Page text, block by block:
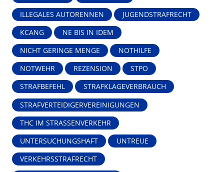
ILLEGALES AUTORENNEN JUGENDSTRAFRECHT
KCANG NE BIS IN IDEM
NICHT GERINGE MENGE NOTHILFE
NOTWEHR REZENSION STPO
STRAFBEFEHL STRAFKLAGEVERBRAUCH
STRAFVERTEIDIGERVEREINIGUNGEN
THC IM STRASSENVERKEHR
UNTERSUCHUNGSHAFT UNTREUE
VERKEHRSSTRAFRECHT